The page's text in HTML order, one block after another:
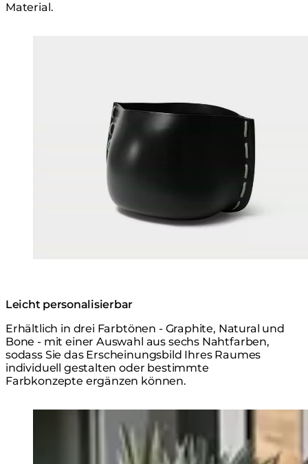
Material.
Leicht personalisierbar
Erhältlich in drei Farbtönen - Graphite, Natural und
Bone - mit einer Auswahl aus sechs Nahtfarben,
sodass Sie das Erscheinungsbild Ihres Raumes
individuell gestalten oder bestimmte
Farbkonzepte ergänzen können.